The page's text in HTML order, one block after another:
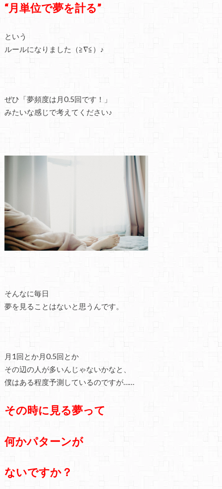
“月単位で夢を計る”
という
ルールになりました（≧∇≦）♪
ぜひ「夢頻度は月0.5回です！」
みたいな感じで考えてください♪
そんなに毎日
夢を見ることはないと思うんです。
月1回とか月0.5回とか
その辺の人が多いんじゃないかなと、
僕はある程度予測しているのですが……
その時に見る夢って
何かパターンが
ないですか？